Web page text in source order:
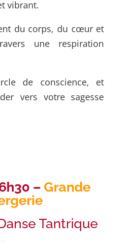
vibrant.
du corps, du cœur et
une respiration
de conscience, et
vers votre sagesse
– Grande
Tantrique